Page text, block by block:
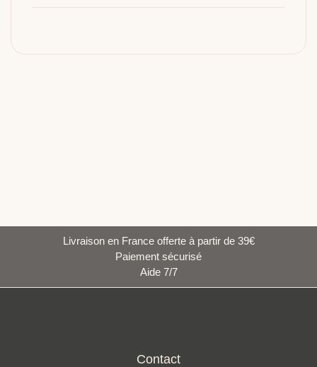
Livraison en France offerte à partir de 39€
Paiement sécurisé
Aide 7/7
Contact